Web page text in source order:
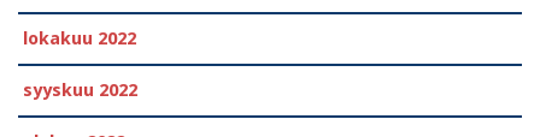
lokakuu 2022
syyskuu 2022